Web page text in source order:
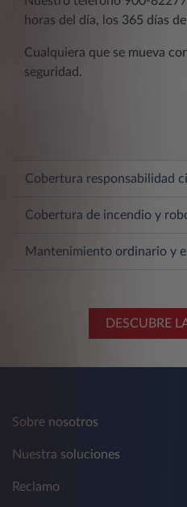
horas del día, los 365 días
Cualquiera que se mueva
seguridad.
Cobertura responsabilidad
Cobertura de incendio y
Mantenimiento ordinario y
DESCUBRE
Sobre nosotros
Nuestra soluciones
Reclamo